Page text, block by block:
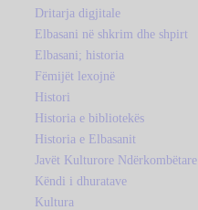
Dritarja digjitale
Elbasani në shkrim dhe shpirt
Elbasani; historia
Fëmijët lexojnë
Histori
Historia e bibliotekës
Historia e Elbasanit
Javët Kulturore Ndërkombëtare
Këndi i dhuratave
Kultura